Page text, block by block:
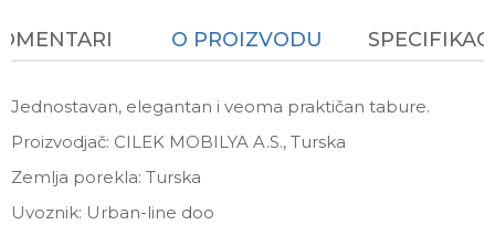
O PROIZVODU
Jednostavan, elegantan i veoma praktičan tabure.
Proizvodjač: CILEK MOBILYA A.S., Turska
Zemlja porekla: Turska
Uvoznik: Urban-line doo